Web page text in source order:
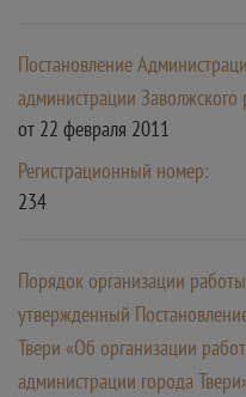
Постановление
администрации Заволжского
от 22 февраля 2011
Регистрационный номер:
234
Порядок организации
утвержденный
Твери «Об организации
администрации города